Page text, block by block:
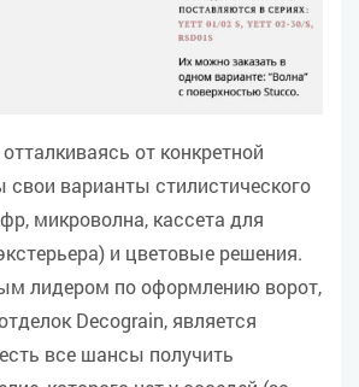
от конкретной
свои варианты стилистического
микроволна, кассета для
и цветовые решения.
лидером по оформлению ворот,
Decograin, является
все шансы получить